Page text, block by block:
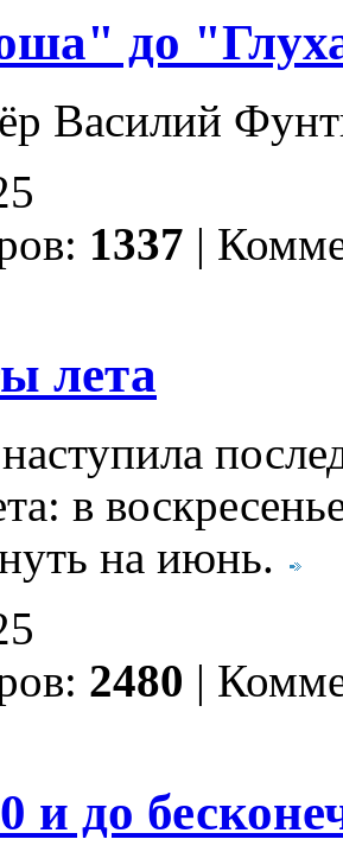
до
Василий
1337 |
лета
в
на июнь.
2480 |
и до